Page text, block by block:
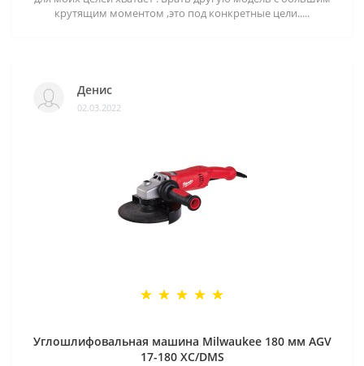
крутящим моментом ,это под конкретные цели.....
Денис
02.03.2022
Углошлифовальная машина Milwaukee 180 мм AGV
17-180 XC/DMS